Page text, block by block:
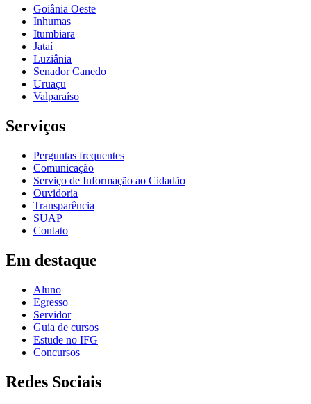
Goiânia Oeste
Inhumas
Itumbiara
Jataí
Luziânia
Senador Canedo
Uruaçu
Valparaíso
Serviços
Perguntas frequentes
Comunicação
Serviço de Informação ao Cidadão
Ouvidoria
Transparência
SUAP
Contato
Em destaque
Aluno
Egresso
Servidor
Guia de cursos
Estude no IFG
Concursos
Redes Sociais